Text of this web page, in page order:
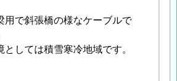
用で斜張橋の様なケーブルで
としては積雪寒冷地域です。